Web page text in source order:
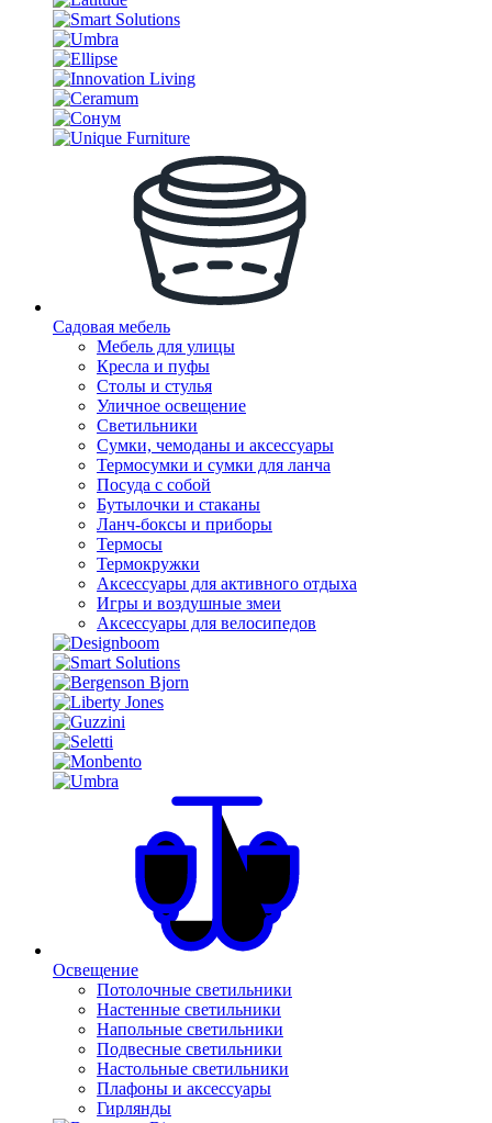
Садовая мебель
Мебель для улицы
Кресла и пуфы
Столы и стулья
Уличное освещение
Светильники
Сумки, чемоданы и аксессуары
Термосумки и сумки для ланча
Посуда с собой
Бутылочки и стаканы
Ланч-боксы и приборы
Термосы
Термокружки
Аксессуары для активного отдыха
Игры и воздушные змеи
Аксессуары для велосипедов
Освещение
Потолочные светильники
Настенные светильники
Напольные светильники
Подвесные светильники
Настольные светильники
Плафоны и аксессуары
Гирлянды